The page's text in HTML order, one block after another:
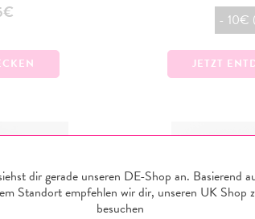
dir gerade unseren DE-Shop an. Basierend
Standort empfehlen wir dir, unseren UK Shop
besuchen
- 10€
JETZT